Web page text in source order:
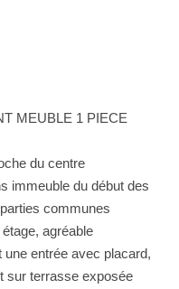
MEUBLE 1 PIECE
du centre
immeuble du début des
communes
agréable
entrée avec placard,
sur terrasse exposée